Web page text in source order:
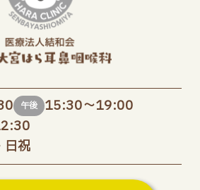
午後 15:30～19:00
日祝